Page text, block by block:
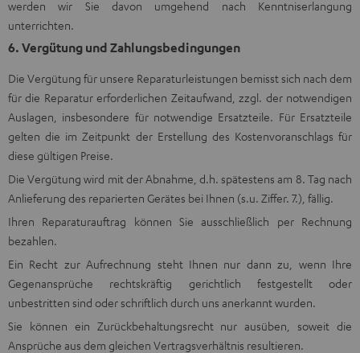
werden wir Sie davon umgehend nach Kenntniserlangung
unterrichten.
6. Vergütung und Zahlungsbedingungen
Die Vergütung für unsere Reparaturleistungen bemisst sich nach dem
für die Reparatur erforderlichen Zeitaufwand, zzgl. der notwendigen
Auslagen, insbesondere für notwendige Ersatzteile. Für Ersatzteile
gelten die im Zeitpunkt der Erstellung des Kostenvoranschlags für
diese gültigen Preise.
Die Vergütung wird mit der Abnahme, d.h. spätestens am 8. Tag nach
Anlieferung des reparierten Gerätes bei Ihnen (s.u. Ziffer. 7.), fällig.
Ihren Reparaturauftrag können Sie ausschließlich per Rechnung
bezahlen.
Ein Recht zur Aufrechnung steht Ihnen nur dann zu, wenn Ihre
Gegenansprüche rechtskräftig gerichtlich festgestellt oder
unbestritten sind oder schriftlich durch uns anerkannt wurden.
Sie können ein Zurückbehaltungsrecht nur ausüben, soweit die
Ansprüche aus dem gleichen Vertragsverhältnis resultieren.